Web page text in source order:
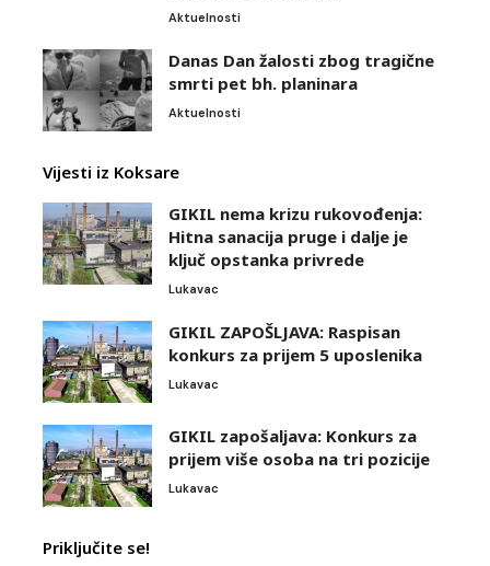
Aktuelnosti
Danas Dan žalosti zbog tragične
smrti pet bh. planinara
Aktuelnosti
Vijesti iz Koksare
GIKIL nema krizu rukovođenja:
Hitna sanacija pruge i dalje je
ključ opstanka privrede
Lukavac
GIKIL ZAPOŠLJAVA: Raspisan
konkurs za prijem 5 uposlenika
Lukavac
GIKIL zapošaljava: Konkurs za
prijem više osoba na tri pozicije
Lukavac
Priključite se!